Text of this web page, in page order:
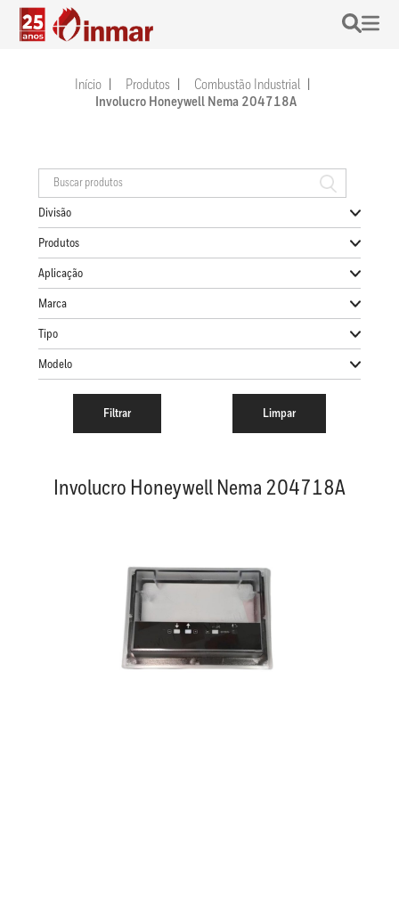
Início Produtos
Combustão Industrial
Involucro Honeywell Nema 204718A
Divisão
Produtos
Aplicação
Marca
Tipo
Modelo
Involucro Honeywell Nema 204718A